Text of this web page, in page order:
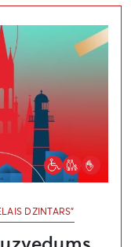
DZINTARS”